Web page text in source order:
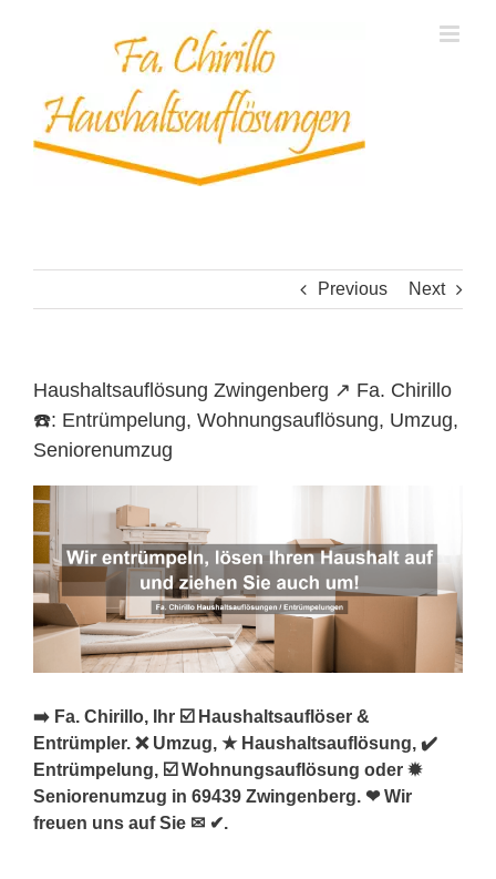
Previous Next
Haushaltsauflösung Zwingenberg ↗️ Fa. Chirillo
☎️: Entrümpelung, Wohnungsauflösung, Umzug,
Seniorenumzug
➡️ Fa. Chirillo, Ihr ☑️ Haushaltsauflöser &
Entrümpler. ❌ Umzug, ★ Haushaltsauflösung, ✔️
Entrümpelung, ☑️ Wohnungsauflösung oder ✹
Seniorenumzug in 69439 Zwingenberg. ❤ Wir
freuen uns auf Sie ✉ ✔.